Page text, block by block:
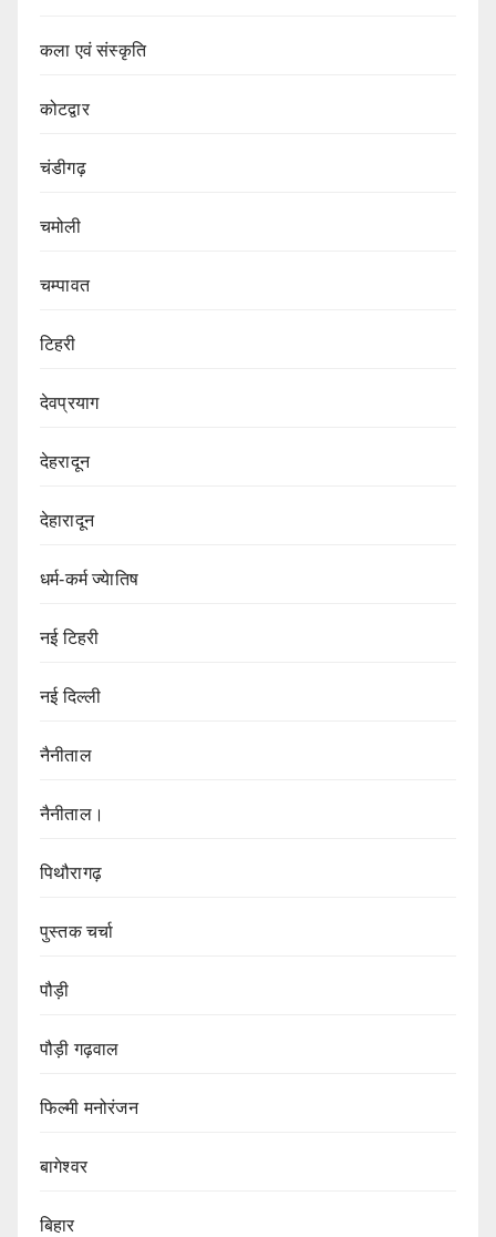
कला एवं संस्कृति
कोटद्वार
चंडीगढ़
चमोली
चम्पावत
टिहरी
देवप्रयाग
देहरादून
देहारादून
धर्म-कर्म ज्येातिष
नई टिहरी
नई दिल्ली
नैनीताल
नैनीताल।
पिथौरागढ़
पुस्तक चर्चा
पौड़ी
पौड़ी गढ़वाल
फिल्मी मनोरंजन
बागेश्वर
बिहार